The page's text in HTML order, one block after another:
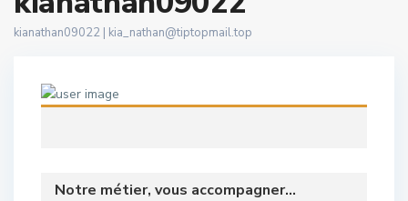
kianathan09022 | kia_nathan@tiptopmail.top
Notre métier, vous accompagner...